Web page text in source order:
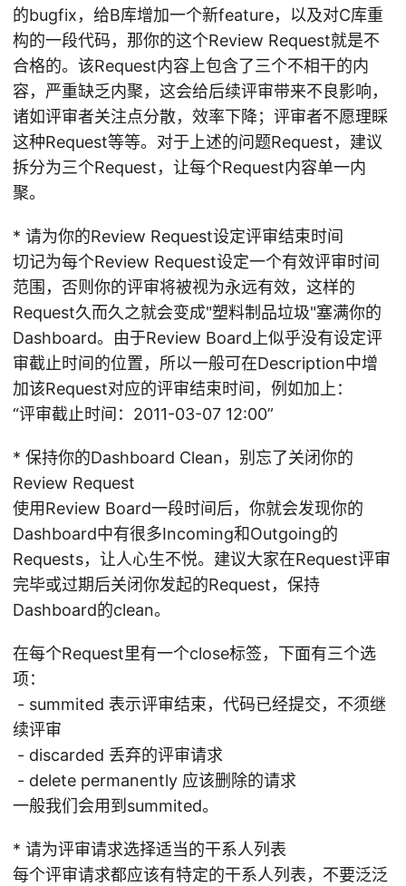
的bugfix，给B库增加一个新feature，以及对C库重
构的一段代码，那你的这个Review Request就是不
合格的。该Request内容上包含了三个不相干的内
容，严重缺乏内聚，这会给后续评审带来不良影响，
诸如评审者关注点分散，效率下降；评审者不愿理睬
这种Request等等。对于上述的问题Request，建议
拆分为三个Request，让每个Request内容单一内
聚。
* 请为你的Review Request设定评审结束时间
切记为每个Review Request设定一个有效评审时间
范围，否则你的评审将被视为永远有效，这样的
Request久而久之就会变成"塑料制品垃圾"塞满你的
Dashboard。由于Review Board上似乎没有设定评
审截止时间的位置，所以一般可在Description中增
加该Request对应的评审结束时间，例如加上：
“评审截止时间：2011-03-07 12:00”
* 保持你的Dashboard Clean，别忘了关闭你的
Review Request
使用Review Board一段时间后，你就会发现你的
Dashboard中有很多Incoming和Outgoing的
Requests，让人心生不悦。建议大家在Request评审
完毕或过期后关闭你发起的Request，保持
Dashboard的clean。
在每个Request里有一个close标签，下面有三个选
项：
- summited 表示评审结束，代码已经提交，不须继
续评审
- discarded 丢弃的评审请求
- delete permanently 应该删除的请求
一般我们会用到summited。
* 请为评审请求选择适当的干系人列表
每个评审请求都应该有特定的干系人列表，不要泛泛